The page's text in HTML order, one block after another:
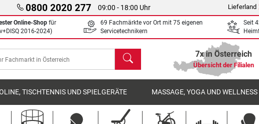
0800 2020 277 09:00 - 18:00 Uhr Lieferland
Online-Shop für
2016-2024)
69 Fachmärkte vor Ort mit 75 eigenen
Servicetechnikern
Seit
Suchen 7x in Österreich
Übersicht der Filialen
TISCHTENNIS UND SPIELGERÄTE MASSAGE, YOGA UND WELLNESS